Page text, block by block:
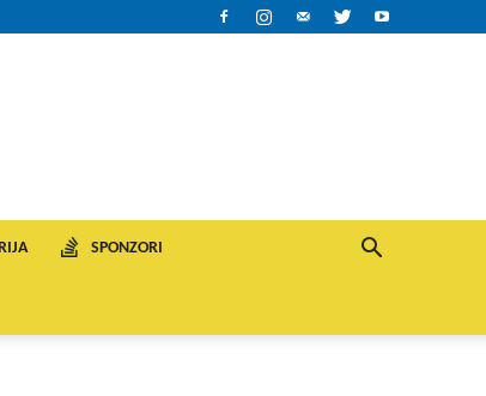
SPONZORI